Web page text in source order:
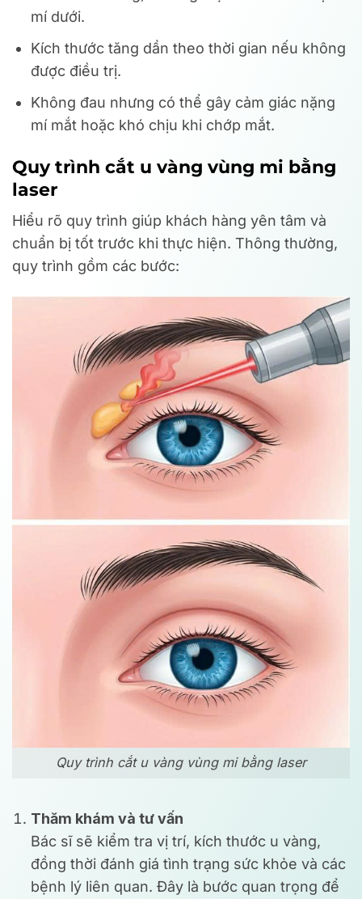
mí dưới.
Kích thước tăng dần theo thời gian nếu không
được điều trị.
Không đau nhưng có thể gây cảm giác nặng
mí mắt hoặc khó chịu khi chớp mắt.
Quy trình cắt u vàng vùng mi bằng
laser
Hiểu rõ quy trình giúp khách hàng yên tâm và
chuẩn bị tốt trước khi thực hiện. Thông thường,
quy trình gồm các bước:
Quy trình cắt u vàng vùng mi bằng laser
Thăm khám và tư vấn
Bác sĩ sẽ kiểm tra vị trí, kích thước u vàng,
đồng thời đánh giá tình trạng sức khỏe và các
bệnh lý liên quan. Đây là bước quan trọng để